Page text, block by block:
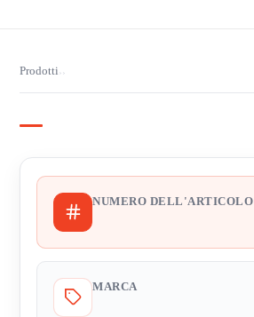
Prodotti››
NUMERO DELL'ARTICOLO
MARCA